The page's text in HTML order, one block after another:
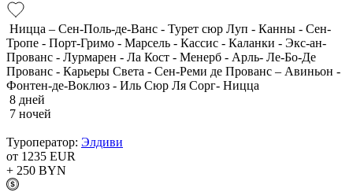
Ницца – Сен-Поль-де-Ванс - Турет сюр Луп - Канны - Сен-
Тропе - Порт-Гримо - Марсель - Кассис - Каланки - Экс-ан-
Прованс - Лурмарен - Ла Кост - Менерб - Арль- Ле-Бо-Де
Прованс - Карьеры Света - Сен-Реми де Прованс – Авиньон -
Фонтен-де-Воклюз - Иль Сюр Ля Сорг- Ницца
8 дней
7 ночей
Туроператор: Элдиви
от 1235 EUR
+ 250 BYN